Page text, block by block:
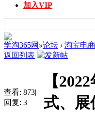
加入VIP
学淘365网 »论坛 › 淘宝电
返回列表
查看: 873|
回复: 3
【
式、展